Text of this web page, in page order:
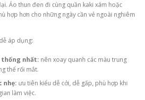
Áo thun đen đi cùng quần kaki xám hoặc
hợp hơn cho những ngày cần vẻ ngoài nghiêm
áp dụng:
thống nhất: nên xoay quanh các màu trung
thể rối mắt.
nhẹ: ưu tiên kiểu dễ cởi, dễ gấp, phù hợp khi
làm việc.